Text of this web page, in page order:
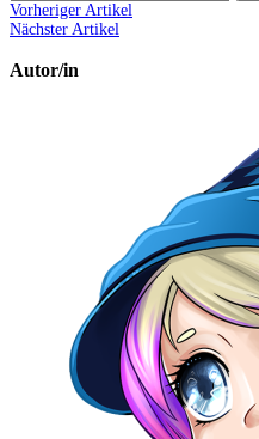
Vorheriger Artikel
Nächster Artikel
Autor/in